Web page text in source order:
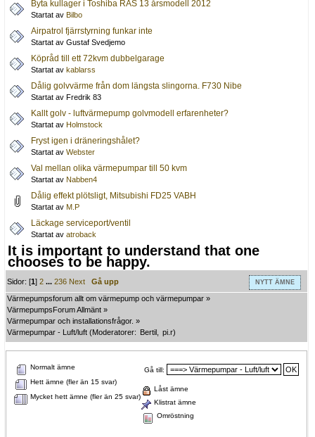
Byta kullager i Toshiba RAS 13 årsmodell 2012
Startat av Bilbo
Airpatrol fjärrstyrning funkar inte
Startat av Gustaf Svedjemo
Köpråd till ett 72kvm dubbelgarage
Startat av kablarss
Dålig golvvärme från dom längsta slingorna. F730 Nibe
Startat av Fredrik 83
Kallt golv - luftvärmepump golvmodell erfarenheter?
Startat av Holmstock
Fryst igen i dräneringshålet?
Startat av Webster
Val mellan olika värmepumpar till 50 kvm
Startat av Nabben4
Dålig effekt plötsligt, Mitsubishi FD25 VABH
Startat av M.P
Läckage serviceport/ventil
Startat av atroback
It is important to understand that one
chooses to be happy.
NYTT ÄMNE
Sidor: [1]2 ...236 Next
Gå upp
Värmepumpsforum allt om värmepump och värmepumpar »
VärmepumpsForum Allmänt »
Värmepumpar och installationsfrågor. »
Värmepumpar - Luft/luft (Moderatorer: Bertil pi.r)
Gå till:
Normalt ämne
Hett ämne (fler än 15 svar)
Mycket hett ämne (fler än 25 svar)
Låst ämne
Klistrat ämne
Omröstning